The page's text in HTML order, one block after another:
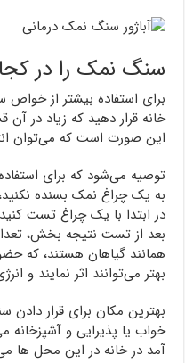
سنگ نمک را در
برای استفاده بیشتر از
خانه قرار دهید که زیاد در
این صورت است که می‌توان
توصیه می‌شود که برای
به یک چراغ نمک بسنده
در ابتدا با یک چراغ تست
بعد از تست نتیجه بخش،
همانند گیاهان هستند، که
بهتر می‌توانند اثر نمایند و
بهترین مکان برای قرار
‌خواب یا پذیرایی و
آمد در خانه در این محل ها